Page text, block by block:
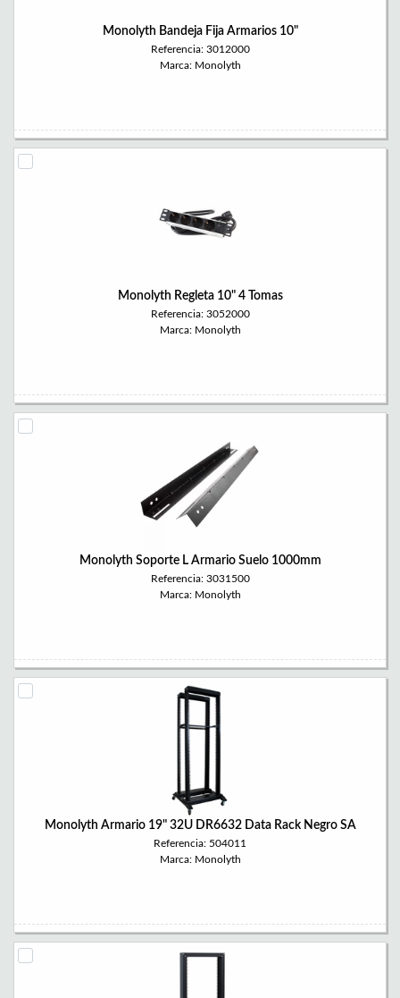
Monolyth Bandeja Fija Armarios 10"
Referencia: 3012000
Marca: Monolyth
Monolyth Regleta 10" 4 Tomas
Referencia: 3052000
Marca: Monolyth
Monolyth Soporte L Armario Suelo 1000mm
Referencia: 3031500
Marca: Monolyth
Monolyth Armario 19" 32U DR6632 Data Rack Negro SA
Referencia: 504011
Marca: Monolyth